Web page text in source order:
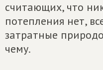
считающих, что
потепления нет,
затратные
чему.